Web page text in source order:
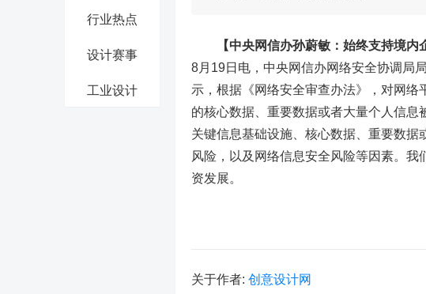
行业热点
设计赛事
工业设计
【中央网信办孙蔚敏：始终支持境
8月19日电，中央网信办网络安全协调局
示，根据《网络安全审查办法》，对网
的核心数据、重要数据或者大量个人信息
关键信息基础设施、核心数据、重要数
风险，以及网络信息安全风险等因素。
资发展。
关于作者: 创意设计网